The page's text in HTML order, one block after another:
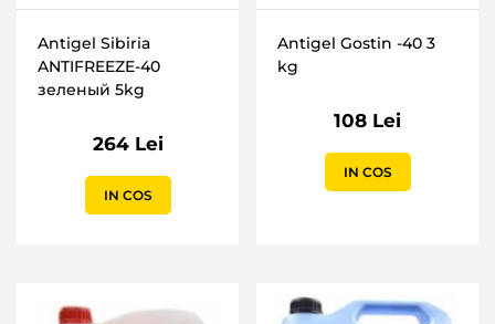
Antigel Sibiria
ANTIFREEZE-40
зеленый 5kg
264 Lei
IN COS
Antigel Gostin -40 3
kg
108 Lei
IN COS